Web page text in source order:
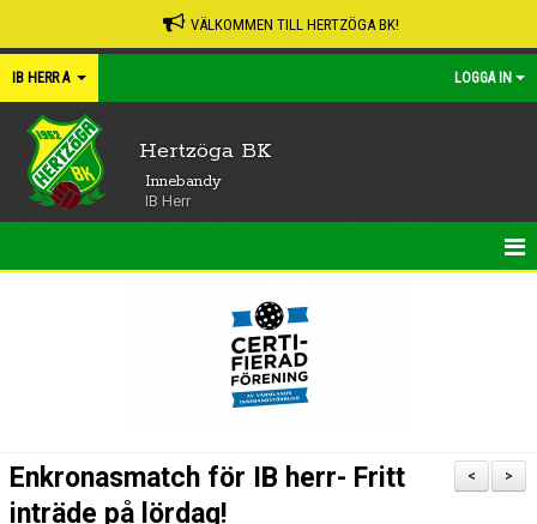
VÄLKOMMEN TILL HERTZÖGA BK!
IB HERR A LOGGA IN
Hertzöga BK
Innebandy
IB Herr
TRUPPEN
>
<
Enkronasmatch för IB herr- Fritt
inträde på lördag!